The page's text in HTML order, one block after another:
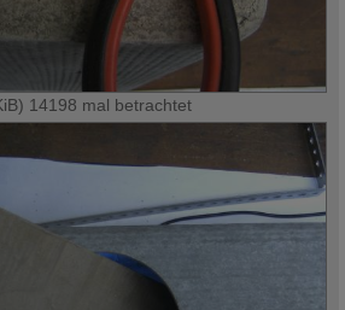
14198 mal betrachtet